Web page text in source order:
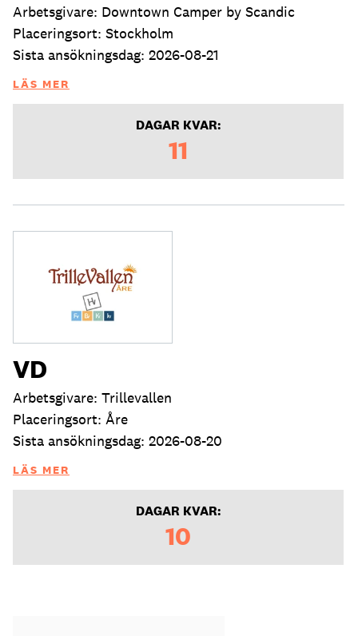
Arbetsgivare: Downtown Camper by Scandic
Placeringsort: Stockholm
Sista ansökningsdag: 2026-08-21
LÄS MER
DAGAR KVAR:
11
VD
Arbetsgivare: Trillevallen
Placeringsort: Åre
Sista ansökningsdag: 2026-08-20
LÄS MER
DAGAR KVAR:
10